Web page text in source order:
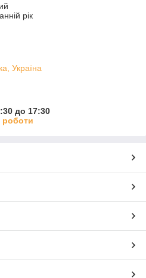
якість вашого товару та
рік
Україна
до 17:30
роботи